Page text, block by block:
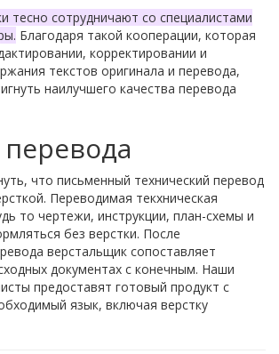
тесно сотрудничают со специалистами
Благодаря такой кооперации, которая
корректировании и
текстов оригинала и перевода,
наилучшего качества перевода
перевода
что письменный технический перевод
Переводимая текхническая
то чертежи, инструкции, план-схемы и
без верстки. После
верстальщик сопоставляет
документах с конечным. Наши
предоставят готовый продукт с
язык, включая верстку